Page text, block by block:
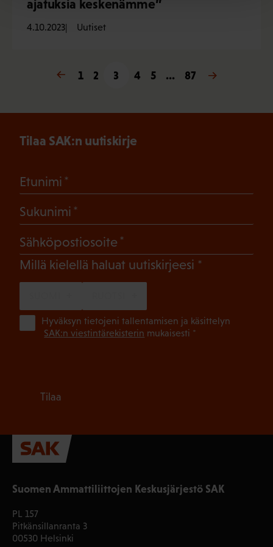
ajatuksia keskenämme”
4.10.2023 Uutiset
« Edellinen
1 2 3 4 5 … 87
Seuraava »
Suomen Ammattiliittojen Keskusjärjestö SAK
PL 157
Pitkänsillanranta 3
00530 Helsinki
Tilaa SAK:n uutiskirje
Etunimi
Sukunimi
Sähköpostiosoite
Millä kielellä haluat uutiskirjeesi (Pakollinen)
Hyväksyn tietojeni tallentamisen ja käsittelyn
SAK:n viestintärekisterin mukaisesti *
Tilaa